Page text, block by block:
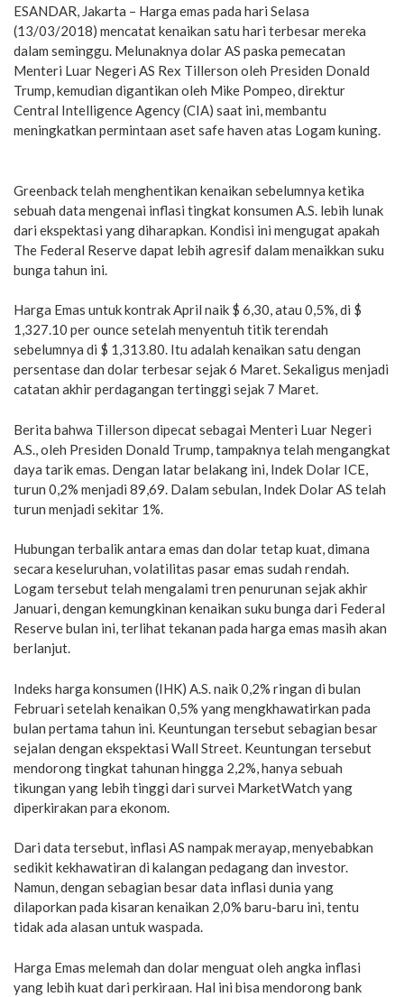
ESANDAR, Jakarta – Harga emas pada hari Selasa
(13/03/2018) mencatat kenaikan satu hari terbesar mereka
dalam seminggu. Melunaknya dolar AS paska pemecatan
Menteri Luar Negeri AS Rex Tillerson oleh Presiden Donald
Trump, kemudian digantikan oleh Mike Pompeo, direktur
Central Intelligence Agency (CIA) saat ini, membantu
meningkatkan permintaan aset safe haven atas Logam kuning.
Greenback telah menghentikan kenaikan sebelumnya ketika
sebuah data mengenai inflasi tingkat konsumen A.S. lebih lunak
dari ekspektasi yang diharapkan. Kondisi ini mengugat apakah
The Federal Reserve dapat lebih agresif dalam menaikkan suku
bunga tahun ini.
Harga Emas untuk kontrak April naik $ 6,30, atau 0,5%, di $
1,327.10 per ounce setelah menyentuh titik terendah
sebelumnya di $ 1,313.80. Itu adalah kenaikan satu dengan
persentase dan dolar terbesar sejak 6 Maret. Sekaligus menjadi
catatan akhir perdagangan tertinggi sejak 7 Maret.
Berita bahwa Tillerson dipecat sebagai Menteri Luar Negeri
A.S., oleh Presiden Donald Trump, tampaknya telah mengangkat
daya tarik emas. Dengan latar belakang ini, Indek Dolar ICE,
turun 0,2% menjadi 89,69. Dalam sebulan, Indek Dolar AS telah
turun menjadi sekitar 1%.
Hubungan terbalik antara emas dan dolar tetap kuat, dimana
secara keseluruhan, volatilitas pasar emas sudah rendah.
Logam tersebut telah mengalami tren penurunan sejak akhir
Januari, dengan kemungkinan kenaikan suku bunga dari Federal
Reserve bulan ini, terlihat tekanan pada harga emas masih akan
berlanjut.
Indeks harga konsumen (IHK) A.S. naik 0,2% ringan di bulan
Februari setelah kenaikan 0,5% yang mengkhawatirkan pada
bulan pertama tahun ini. Keuntungan tersebut sebagian besar
sejalan dengan ekspektasi Wall Street. Keuntungan tersebut
mendorong tingkat tahunan hingga 2,2%, hanya sebuah
tikungan yang lebih tinggi dari survei MarketWatch yang
diperkirakan para ekonom.
Dari data tersebut, inflasi AS nampak merayap, menyebabkan
sedikit kekhawatiran di kalangan pedagang dan investor.
Namun, dengan sebagian besar data inflasi dunia yang
dilaporkan pada kisaran kenaikan 2,0% baru-baru ini, tentu
tidak ada alasan untuk waspada.
Harga Emas melemah dan dolar menguat oleh angka inflasi
yang lebih kuat dari perkiraan. Hal ini bisa mendorong bank